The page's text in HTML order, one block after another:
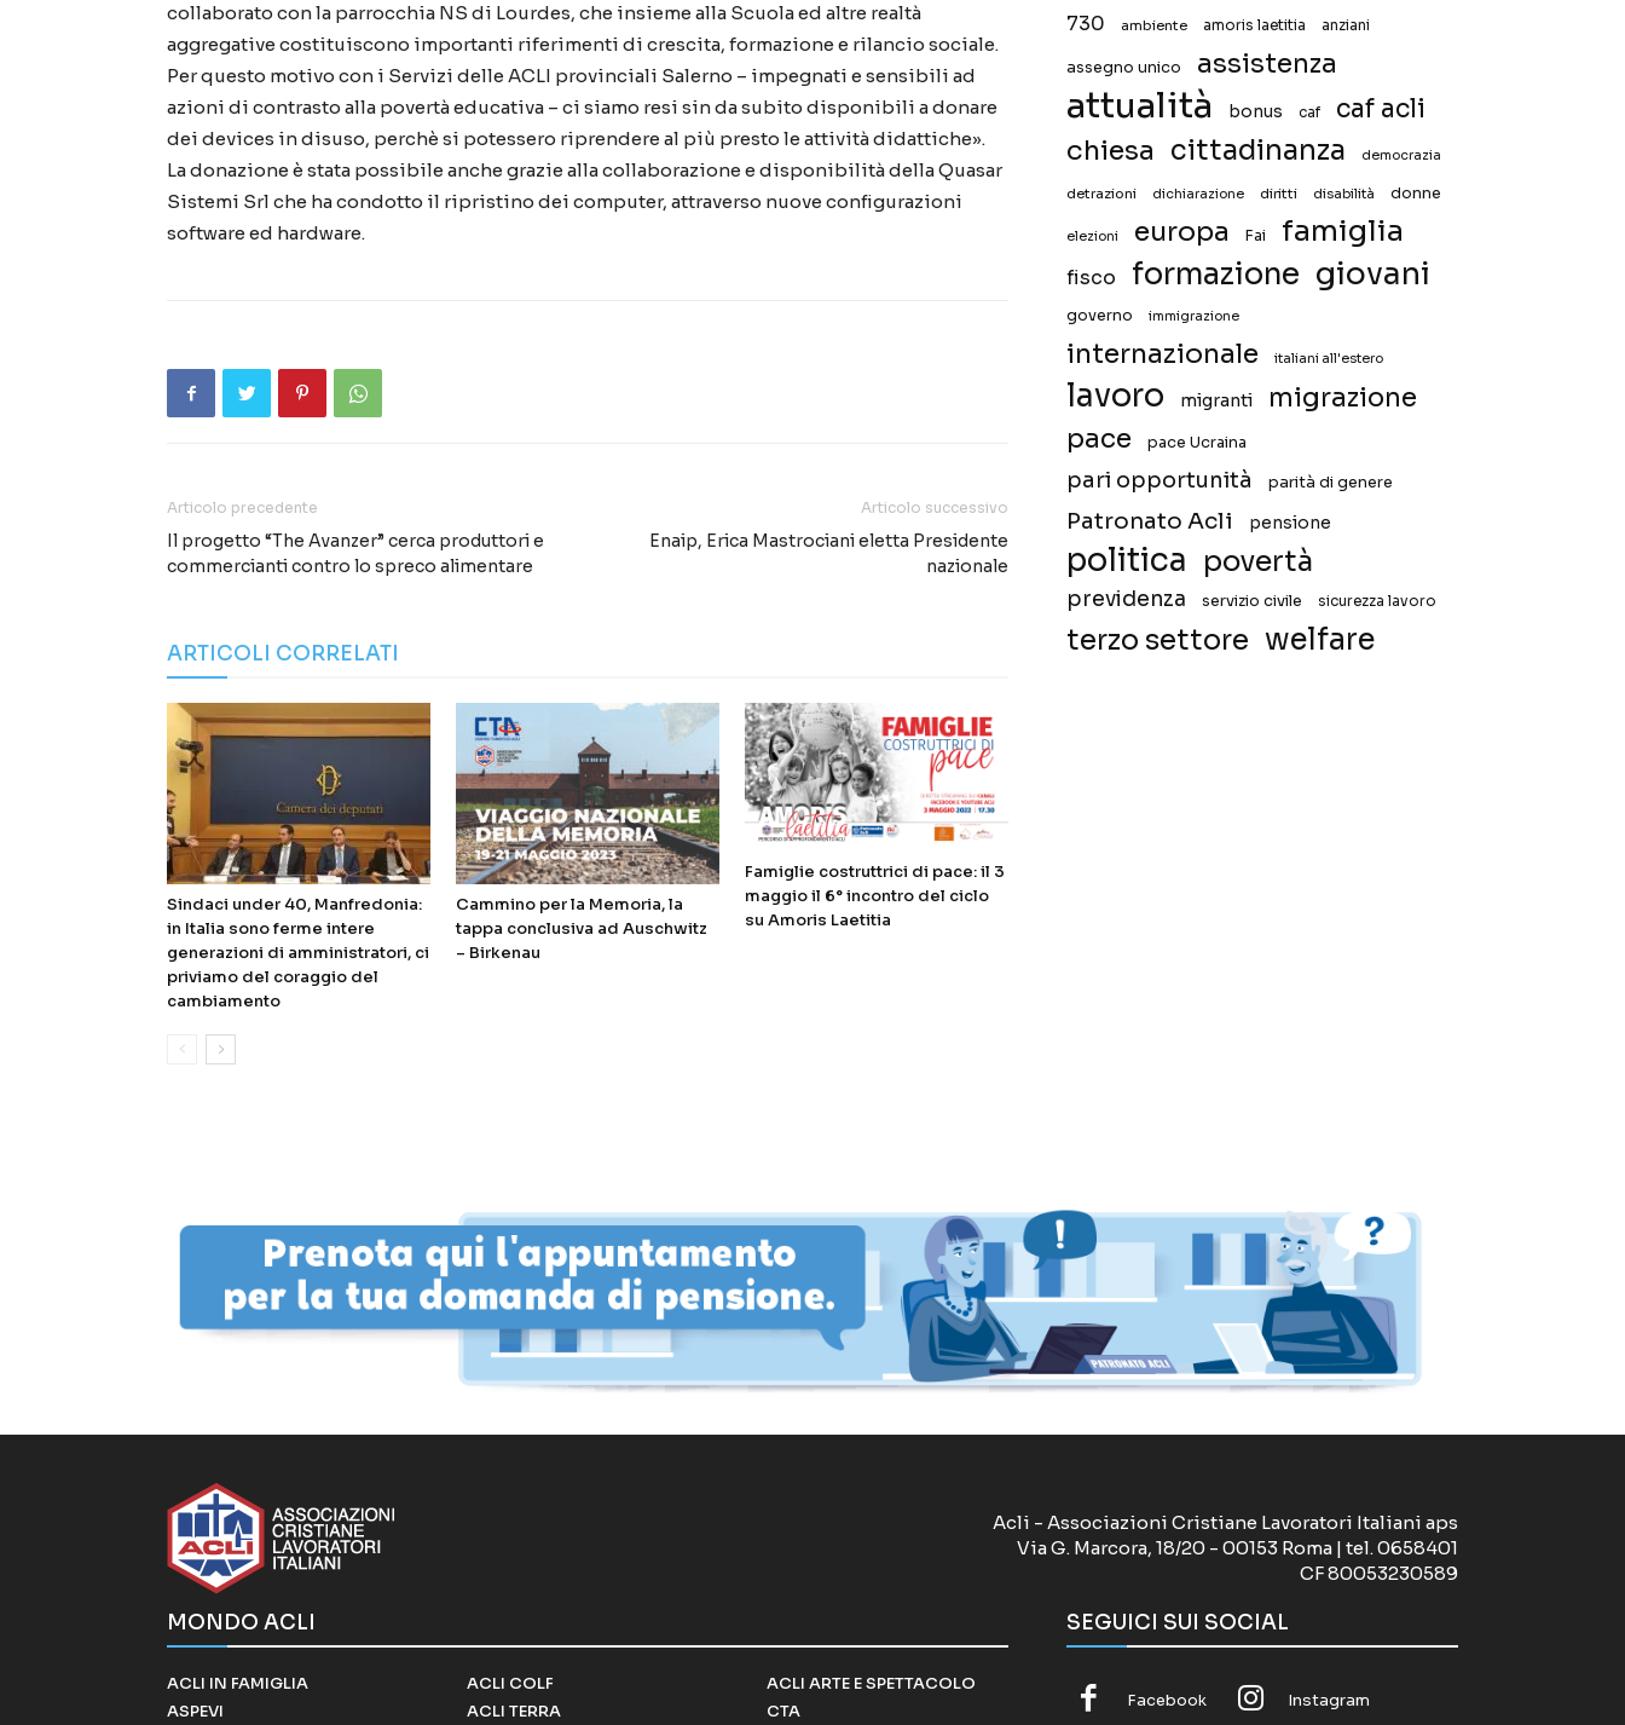
collaborato con la parrocchia NS di Lourdes, che insieme alla Scuola ed altre realtà
aggregative costituiscono importanti riferimenti di crescita, formazione e rilancio sociale.
Per questo motivo con i Servizi delle ACLI provinciali Salerno – impegnati e sensibili ad
azioni di contrasto alla povertà educativa – ci siamo resi sin da subito disponibili a donare
dei devices in disuso, perchè si potessero riprendere al più presto le attività didattiche».
La donazione è stata possibile anche grazie alla collaborazione e disponibilità della Quasar
Sistemi Srl che ha condotto il ripristino dei computer, attraverso nuove configurazioni
software ed hardware.
Articolo precedente
Il progetto “The Avanzer” cerca produttori e
commercianti contro lo spreco alimentare
Articolo successivo
Enaip, Erica Mastrociani eletta Presidente
nazionale
ARTICOLI CORRELATI
Sindaci under 40, Manfredonia:
in Italia sono ferme intere
generazioni di amministratori, ci
priviamo del coraggio del
cambiamento
Cammino per la Memoria, la
tappa conclusiva ad Auschwitz
– Birkenau
Famiglie costruttrici di pace: il 3
maggio il 6° incontro del ciclo
su Amoris Laetitia
730 ambiente amoris laetitia anziani
assegno unico assistenza
attualità bonus caf caf acli
chiesa cittadinanza democrazia
detrazioni dichiarazione diritti disabilità donne
elezioni europa Fai famiglia
fisco formazione giovani
governo immigrazione
internazionale italiani all'estero
lavoro migranti
migrazione
pace
pace Ucraina
pari opportunità parità di genere
Patronato Acli pensione
politica povertà
previdenza servizio civile sicurezza lavoro
terzo settore welfare
Acli - Associazioni Cristiane Lavoratori Italiani aps
Via G. Marcora, 18/20 - 00153 Roma | tel. 0658401
CF 80053230589
MONDO ACLI
ACLI IN FAMIGLIA
ASPEVI
ACLI COLF
ACLI TERRA
ACLI ARTE E SPETTACOLO
CTA
SEGUICI SUI SOCIAL
Facebook Instagram